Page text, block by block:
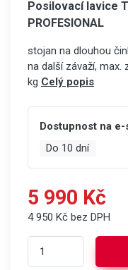
Posilovací lavice
PROFESIONAL
stojan na dlouhou
na další závaží, max.
kg Celý popis
Dostupnost na e-
Do 10 dní
5 990 Kč
4 950 Kč bez DPH